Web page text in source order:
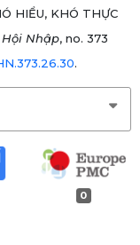
HIỂU, KHÓ THỰC
Nhập, no. 373
.
0